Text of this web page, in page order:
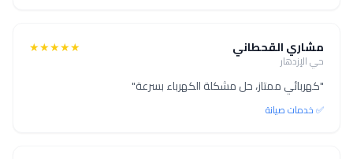
مشاري القحطاني
حي الإزدهار
★★★★★
"كهربائي ممتاز، حل مشكلة الكهرباء بسرعة"
✅ خدمات صيانة